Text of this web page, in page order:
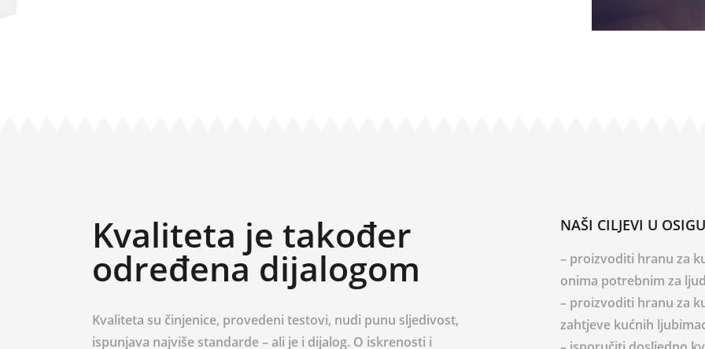
Kvaliteta je također
određena dijalogom
Kvaliteta su činjenice, provedeni testovi, nudi punu sljedivost,
ispunjava najviše standarde – ali je i dijalog. O iskrenosti i
NAŠI CILJEVI U
– proizvoditi hranu za
onima potrebnim za
– proizvoditi hranu za
zahtjeve kućnih